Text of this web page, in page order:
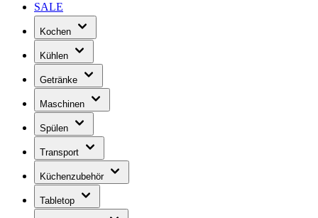
SALE
Kochen
Kühlen
Getränke
Maschinen
Spülen
Transport
Küchenzubehör
Tabletop